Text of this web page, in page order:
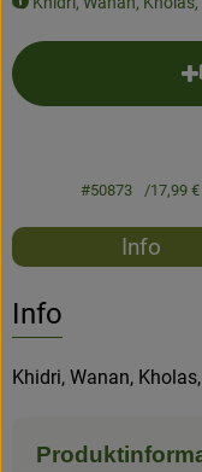
Service
#50873 17,99
Info
Info
Khidri, Wanan,